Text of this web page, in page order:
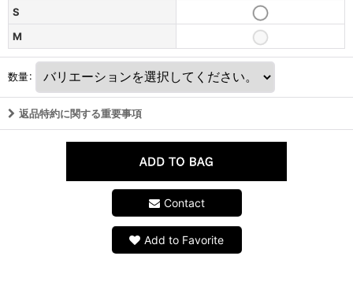
S
M
数量:
返品特約に関する重要事項
Contact
Add to Favorite